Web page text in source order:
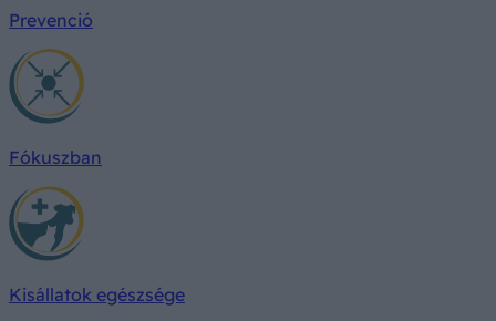
Prevenció
Fókuszban
Kisállatok egészsége